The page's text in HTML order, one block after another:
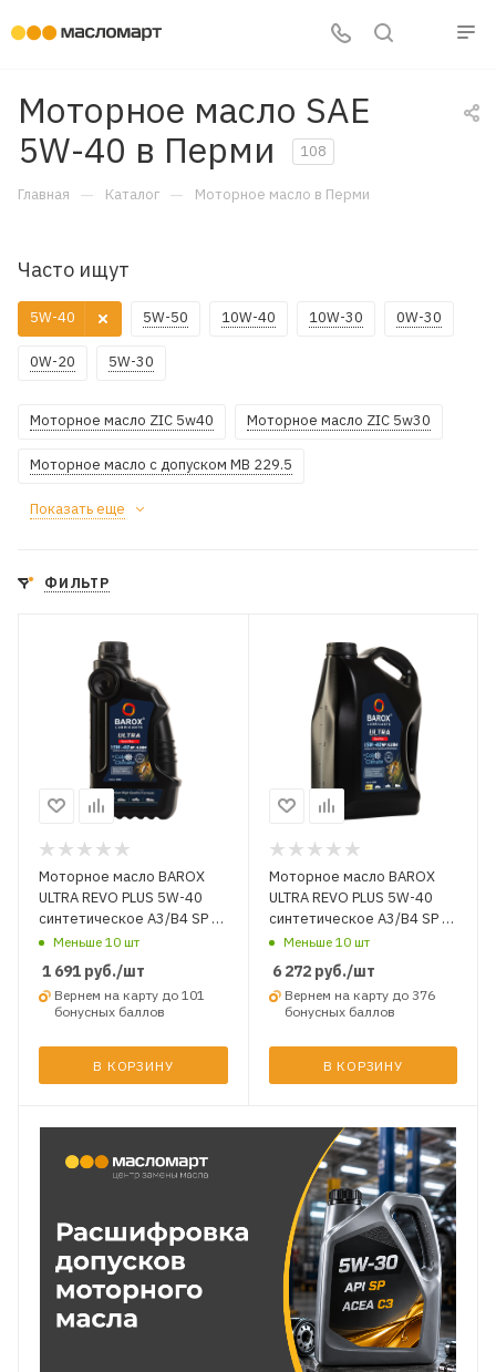
Моторное масло SAE
5W-40 в Перми
108
Главная — Каталог — Моторное масло в Перми
Часто ищут
5W-50 10W-40 10W-30 0W-30
0W-20
5W-40
5W-30
Моторное масло ZIC 5w40 Моторное масло ZIC 5w30
Моторное масло с допуском MB 229.5
Показать еще
ФИЛЬТР
Моторное масло BAROX
ULTRA REVO PLUS 5W-40
синтетическое A3/B4 SP 1
л. Меньше 10 шт
1 691 руб./шт
Вернем на карту до 101
бонусных баллов
В КОРЗИНУ
Моторное масло BAROX
ULTRA REVO PLUS 5W-40
синтетическое A3/B4 SP 4
л. Меньше 10 шт
6 272руб./шт
Вернем на карту до 376
бонусных баллов
В КОРЗИНУ